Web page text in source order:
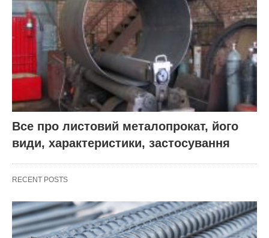
Все про листовий металопрокат, його
види, характеристики, застосування
RECENT POSTS